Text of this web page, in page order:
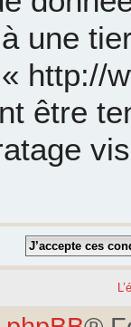
une
http://
être